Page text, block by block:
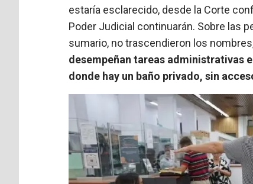
estaría esclarecido, desde la Corte
Poder Judicial continuarán. Sobre las
sumario, no trascendieron los
desempeñan tareas administrativas
donde hay un baño privado, sin